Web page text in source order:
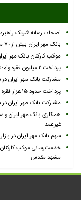
اصحاب رسانه شریک
بانک مهر ایران بیش از ۷۰ میلیارد تومان به برنامه‌های مسئولیت اجتماعی اختصاص داد
موکب کارکنان بانک مهر
پرداخت ۲ میلیون فقره وام؛ تداوم پیشتازی بانک مهر ایران در پرداخت وام قرض‌الحسنه
مشارکت بانک مهر ایران در ساخت مدرسه ۱۲
پرداخت حدود ۱۵هزار فقره تسهیلات ازدواج و فرزندآوری توسط بانک مهر ایران
مشارکت بانک مهر ایران در
همکاری بانک مهر ایران و
غیرعمد
سهم بانک مهر ایران در بازار
خدمت‌رسانی موکب کارکنان
مشهد مقدس